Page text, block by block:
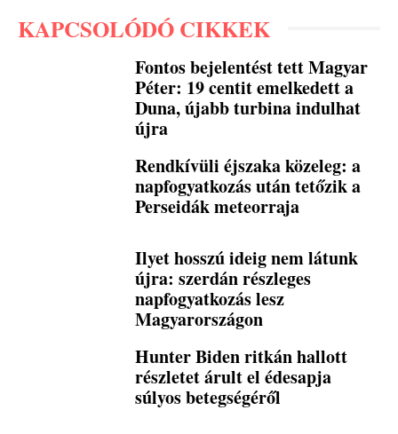
KAPCSOLÓDÓ CIKKEK
Fontos bejelentést tett Magyar
Péter: 19 centit emelkedett a
Duna, újabb turbina indulhat
újra
Rendkívüli éjszaka közeleg: a
napfogyatkozás után tetőzik a
Perseidák meteorraja
Ilyet hosszú ideig nem látunk
újra: szerdán részleges
napfogyatkozás lesz
Magyarországon
Hunter Biden ritkán hallott
részletet árult el édesapja
súlyos betegségéről